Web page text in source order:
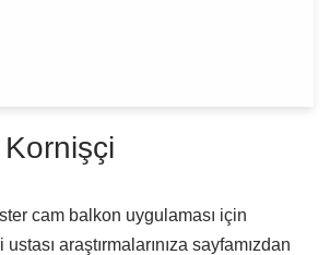
Kornişçi
cam balkon uygulaması için
araştırmalarınıza sayfamızdan